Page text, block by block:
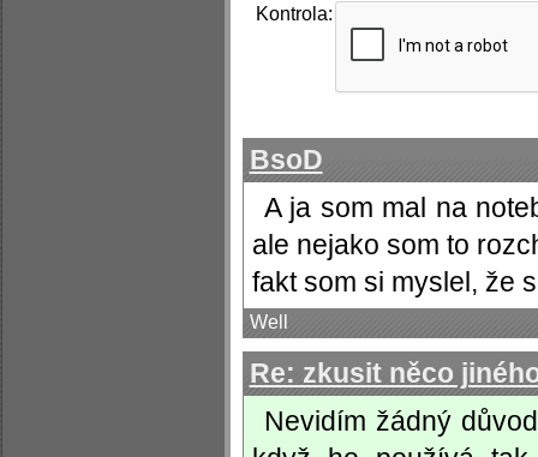
Kontrola:
BsoD
A ja som mal na
ale nejako som to
fakt som si myslel, že
Well
Re: zkusit něco
Nevidím žádný